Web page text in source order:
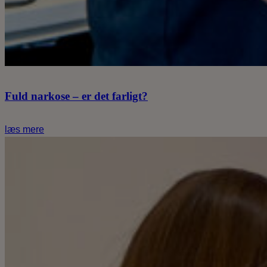
Fuld narkose – er det farligt?
læs mere